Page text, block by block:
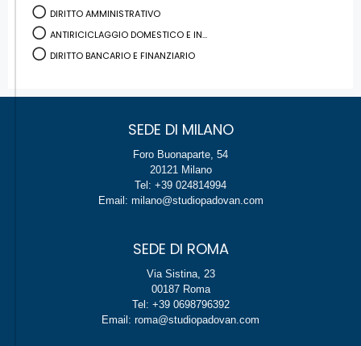
DIRITTO AMMINISTRATIVO
ANTIRICICLAGGIO DOMESTICO E IN...
DIRITTO BANCARIO E FINANZIARIO
SEDE DI MILANO
Foro Buonaparte, 54
20121 Milano
Tel: +39 024814994
Email: milano@studiopadovan.com
SEDE DI ROMA
Via Sistina, 23
00187 Roma
Tel: +39 0698796392
Email: roma@studiopadovan.com